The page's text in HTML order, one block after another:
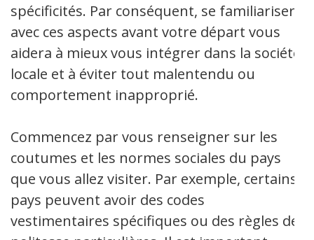
spécificités. Par conséquent, se familiariser
avec ces aspects avant votre départ vous
aidera à mieux vous intégrer dans la société
locale et à éviter tout malentendu ou
comportement inapproprié.
Commencez par vous renseigner sur les
coutumes et les normes sociales du pays
que vous allez visiter. Par exemple, certains
pays peuvent avoir des codes
vestimentaires spécifiques ou des règles de